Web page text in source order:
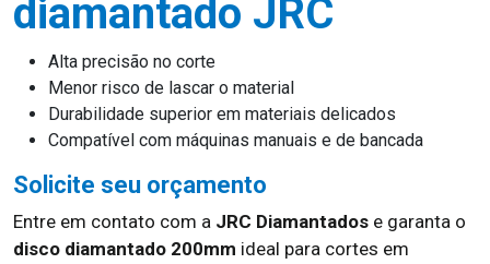
diamantado JRC
Alta precisão no corte
Menor risco de lascar o material
Durabilidade superior em materiais delicados
Compatível com máquinas manuais e de bancada
Solicite seu orçamento
Entre em contato com a JRC Diamantados e garanta o
disco diamantado 200mm ideal para cortes em